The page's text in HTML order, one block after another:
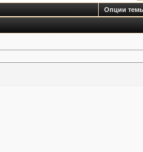
Опции